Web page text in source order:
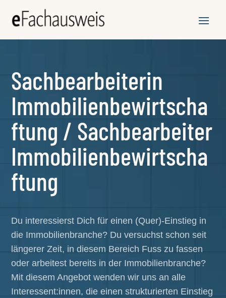
Sachbearbeiterin
Immobilienbewirtscha
ftung / Sachbearbeiter
Immobilienbewirtscha
ftung
Du interessierst Dich für einen (Quer)-Einstieg in
die Immobilienbranche? Du versuchst schon seit
längerer Zeit, in diesem Bereich Fuss zu fassen
oder arbeitest bereits in der Immobilienbranche?
Mit diesem Angebot wenden wir uns an alle
Interessent:innen, die einen strukturierten Einstieg